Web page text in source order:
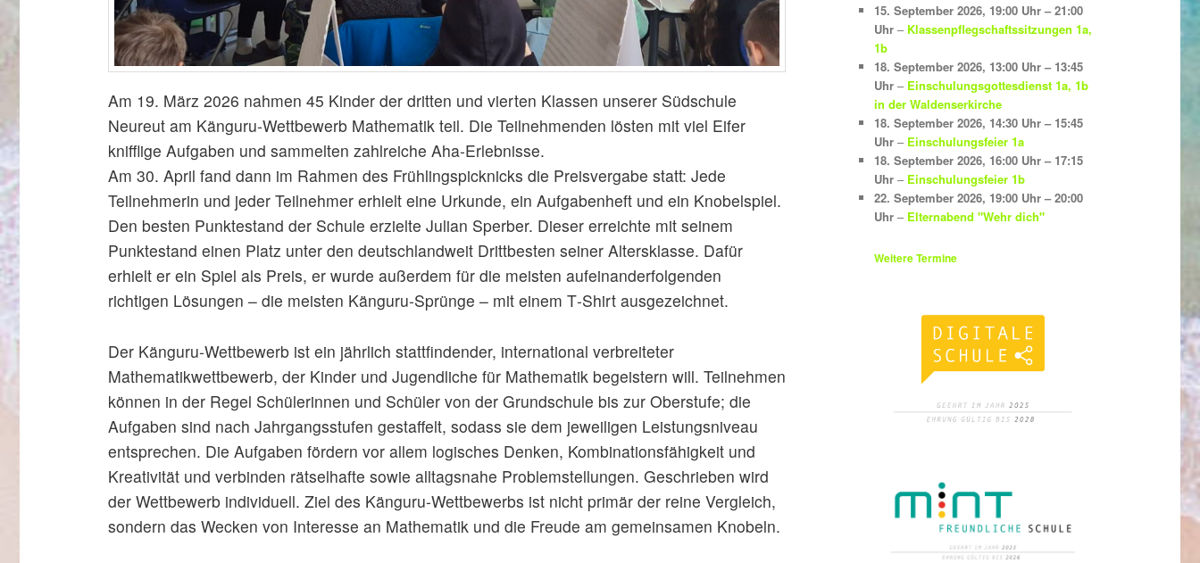
Am 19. März 2026 nahmen 45 Kinder der dritten und vierten Klassen unserer Südschule
Neureut am Känguru‑Wettbewerb Mathematik teil. Die Teilnehmenden lösten mit viel Eifer
knifflige Aufgaben und sammelten zahlreiche Aha‑Erlebnisse.
Am 30. April fand dann im Rahmen des Frühlingspicknicks die Preisvergabe statt: Jede
Teilnehmerin und jeder Teilnehmer erhielt eine Urkunde, ein Aufgabenheft und ein Knobelspiel.
Den besten Punktestand der Schule erzielte Julian Sperber. Dieser erreichte mit seinem
Punktestand einen Platz unter den deutschlandweit Drittbesten seiner Altersklasse. Dafür
erhielt er ein Spiel als Preis, er wurde außerdem für die meisten aufeinanderfolgenden
richtigen Lösungen – die meisten Känguru‑Sprünge – mit einem T‑Shirt ausgezeichnet.
Der Känguru‑Wettbewerb ist ein jährlich stattfindender, international verbreiteter
Mathematikwettbewerb, der Kinder und Jugendliche für Mathematik begeistern will. Teilnehmen
können in der Regel Schülerinnen und Schüler von der Grundschule bis zur Oberstufe; die
Aufgaben sind nach Jahrgangsstufen gestaffelt, sodass sie dem jeweiligen Leistungsniveau
entsprechen. Die Aufgaben fördern vor allem logisches Denken, Kombinationsfähigkeit und
Kreativität und verbinden rätselhafte sowie alltagsnahe Problemstellungen. Geschrieben wird
der Wettbewerb individuell. Ziel des Känguru‑Wettbewerbs ist nicht primär der reine Vergleich,
sondern das Wecken von Interesse an Mathematik und die Freude am gemeinsamen Knobeln.
15. September 2026, 19:00 Uhr – 21:00
Uhr– Klassenpflegschaftssitzungen 1a,
1b
18. September 2026, 13:00 Uhr – 13:45
Uhr– Einschulungsgottesdienst 1a, 1b
in der Waldenserkirche
18. September 2026, 14:30 Uhr – 15:45
Uhr– Einschulungsfeier 1a
18. September 2026, 16:00 Uhr – 17:15
Uhr– Einschulungsfeier 1b
22. September 2026, 19:00 Uhr – 20:00
Uhr– Elternabend "Wehr dich"
Weitere Termine